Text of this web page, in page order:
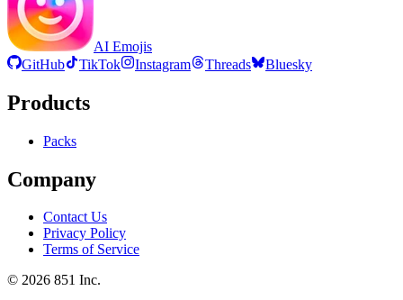
AI Emojis
GitHub
TikTok Instagram Threads Bluesky
Products
Packs
Company
Contact Us
Privacy Policy
Terms of Service
© 2026 851 Inc.